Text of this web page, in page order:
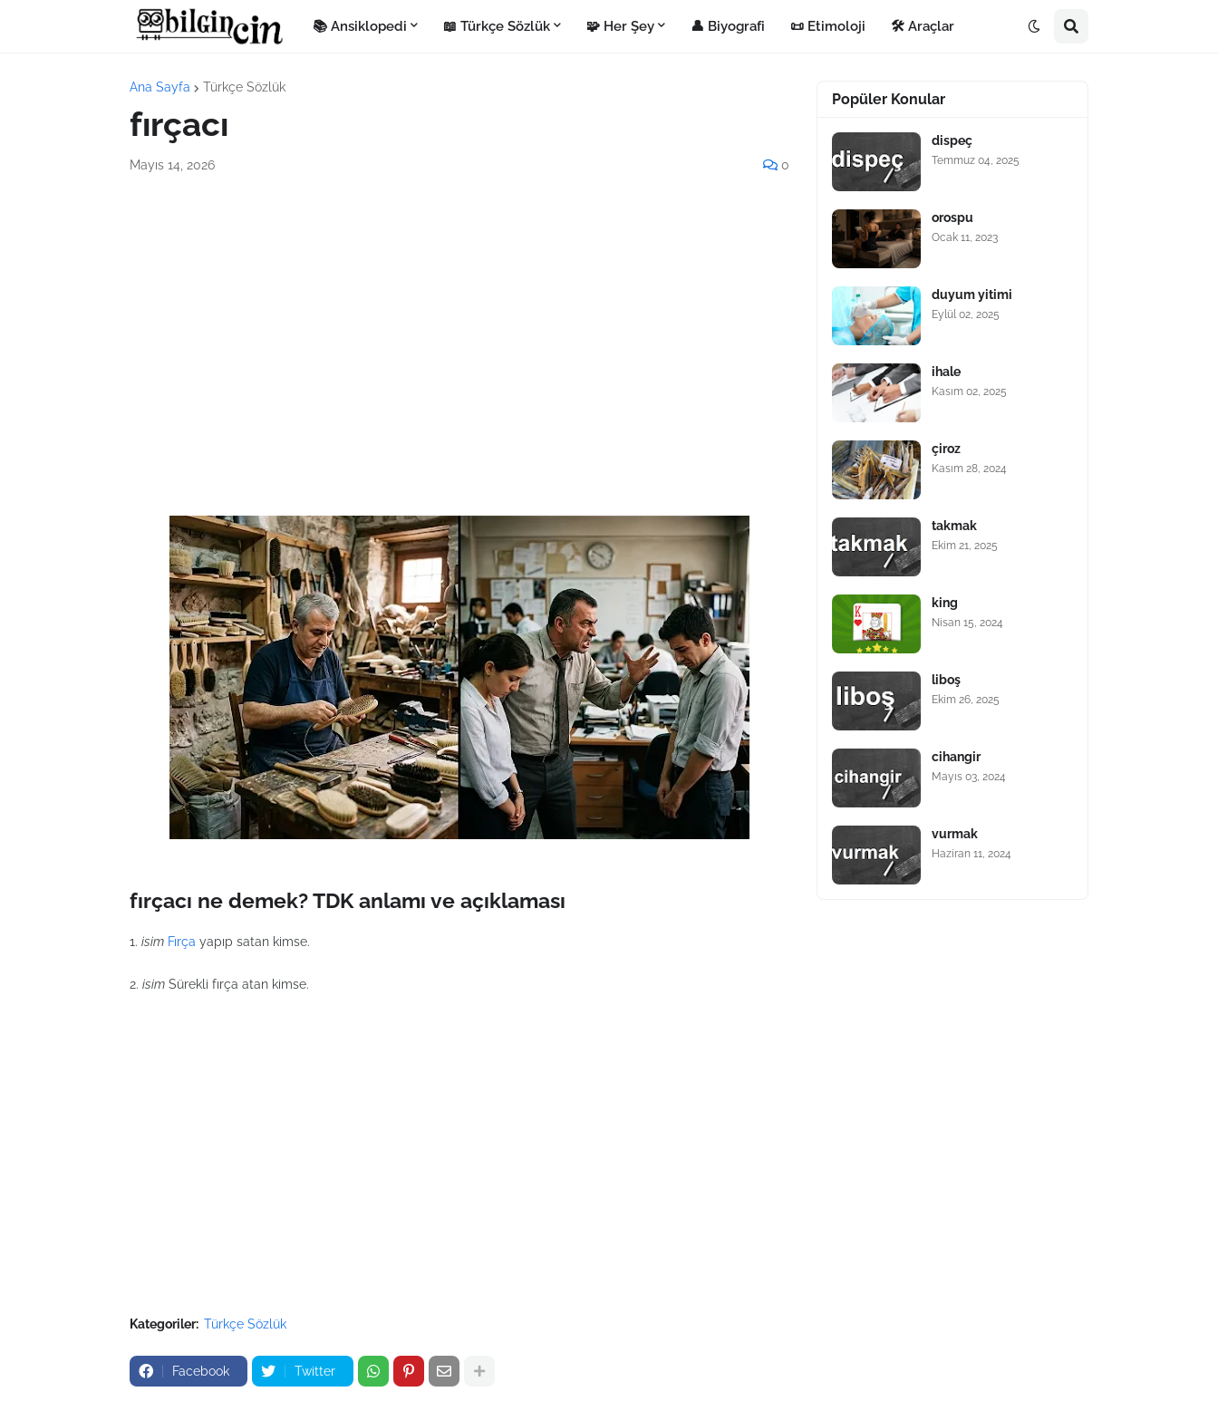
📚 Ansiklopedi 📖 Türkçe Sözlük 🧩 Her Şey 👤 Biyografi 📜 Etimoloji 🛠️ Araçlar
Ana Sayfa Türkçe Sözlük
fırçacı
Mayıs 14, 2026 0
fırçacı ne demek? TDK anlamı ve açıklaması
1. isim Fırça yapıp satan kimse.
2. isim Sürekli fırça atan kimse.
Kategoriler: Türkçe Sözlük
Facebook Twitter
Popüler Konular
dispeç
Temmuz 04, 2025
orospu
Ocak 11, 2023
duyum yitimi
Eylül 02, 2025
ihale
Kasım 02, 2025
çiroz
Kasım 28, 2024
takmak
Ekim 21, 2025
king
Nisan 15, 2024
liboş
Ekim 26, 2025
cihangir
Mayıs 03, 2024
vurmak
Haziran 11, 2024